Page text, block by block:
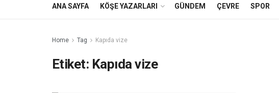
ANA SAYFA KÖŞE YAZARLARI GÜNDEM ÇEVRE SPOR
Home Tag Kapıda vize
Etiket: Kapıda vize